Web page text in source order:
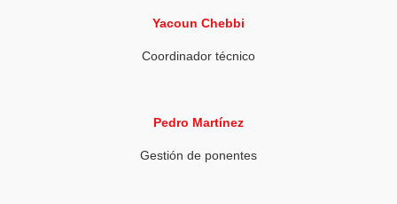
Yacoun Chebbi
Coordinador técnico
Pedro Martínez
Gestión de ponentes